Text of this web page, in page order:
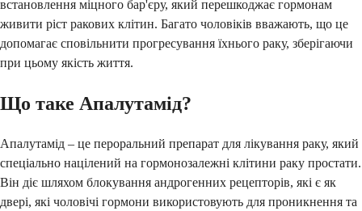
встановлення міцного бар'єру, який перешкоджає гормонам
живити ріст ракових клітин. Багато чоловіків вважають, що це
допомагає сповільнити прогресування їхнього раку, зберігаючи
при цьому якість життя.
Що таке Апалутамід?
Апалутамід – це пероральний препарат для лікування раку, який
спеціально націлений на гормонозалежні клітини раку простати.
Він діє шляхом блокування андрогенних рецепторів, які є як
двері, які чоловічі гормони використовують для проникнення та